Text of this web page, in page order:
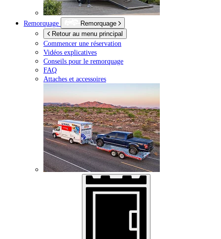
Remorquage
Remorquage
Retour au menu principal
Commencer une réservation
Vidéos explicatives
Conseils pour le remorquage
FAQ
Attaches et accessoires